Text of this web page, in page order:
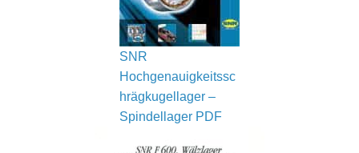
SNR
Hochgenauigkeitssc
hrägkugellager –
Spindellager PDF